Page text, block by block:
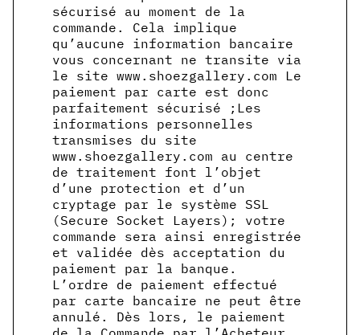
sécurisé au moment de la
commande. Cela implique
qu’aucune information bancaire
vous concernant ne transite via
le site www.shoezgallery.com Le
paiement par carte est donc
parfaitement sécurisé ;Les
informations personnelles
transmises du site
www.shoezgallery.com au centre
de traitement font l’objet
d’une protection et d’un
cryptage par le système SSL
(Secure Socket Layers); votre
commande sera ainsi enregistrée
et validée dès acceptation du
paiement par la banque.
L’ordre de paiement effectué
par carte bancaire ne peut être
annulé. Dès lors, le paiement